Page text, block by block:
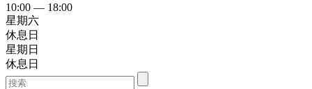
10:00 — 18:00
星期六
休息日
星期日
休息日